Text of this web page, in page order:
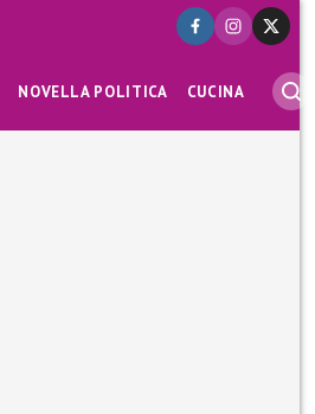
NOVELLA POLITICA CUCINA